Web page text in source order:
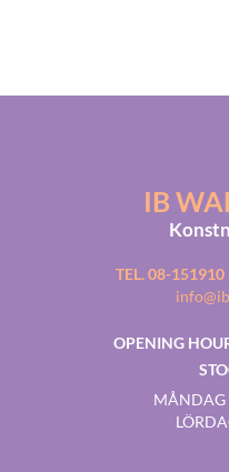
IB
TEL. 08-
OPENING
MÅNDAG